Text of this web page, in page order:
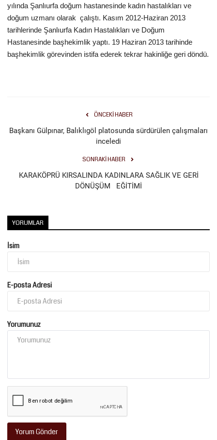
yılında Şanlıurfa doğum hastanesinde kadın hastalıkları ve
doğum uzmanı olarak çalıştı. Kasım 2012-Haziran 2013
tarihlerinde Şanlıurfa Kadın Hastalıkları ve Doğum
Hastanesinde başhekimlik yaptı. 19 Haziran 2013 tarihinde
başhekimlik görevinden istifa ederek tekrar hakinliğe geri döndü.
ÖNCEKI HABER
Başkanı Gülpınar, Balıklıgöl platosunda sürdürülen çalışmaları
inceledi
SONRAKI HABER
KARAKÖPRÜ KIRSALINDA KADINLARA SAĞLIK VE GERİ
DÖNÜŞÜM EĞİTİMİ
YORUMLAR
İsim
E-posta Adresi
Yorumunuz
Yorum Gönder